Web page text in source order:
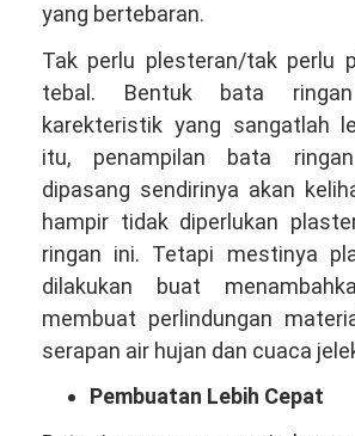
yang bertebaran.
Tak perlu plesteran/tak perlu
tebal. Bentuk bata ringan
karekteristik yang sangatlah
itu, penampilan bata
dipasang sendirinya akan
hampir tidak diperlukan
ringan ini. Tetapi mestinya
dilakukan buat
membuat perlindungan
serapan air hujan dan cuaca
Pembuatan Lebih Cepat